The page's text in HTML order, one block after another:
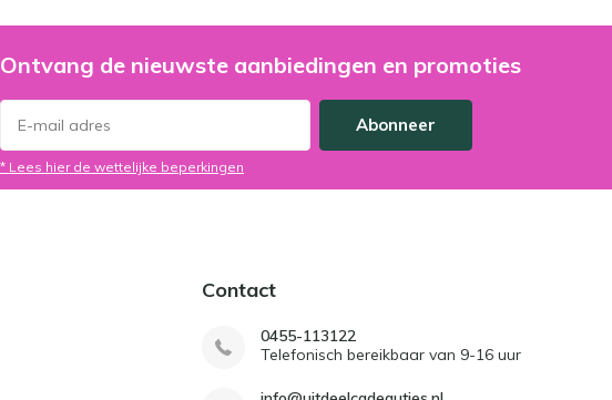
Ontvang de nieuwste aanbiedingen en promoties
Abonneer
* Lees hier de wettelijke beperkingen
Contact
0455-113122
Telefonisch bereikbaar van 9-16 uur